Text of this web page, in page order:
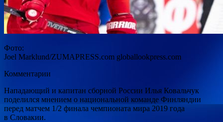
Фото:
Joel Marklund/ZUMAPRESS.com globallookpress.com
Комментарии
Нападающий и капитан сборной России Илья Ковальчук
поделился мнением о национальной команде Финляндии
перед матчем 1/2 финала чемпионата мира 2019 года
в Словакии.